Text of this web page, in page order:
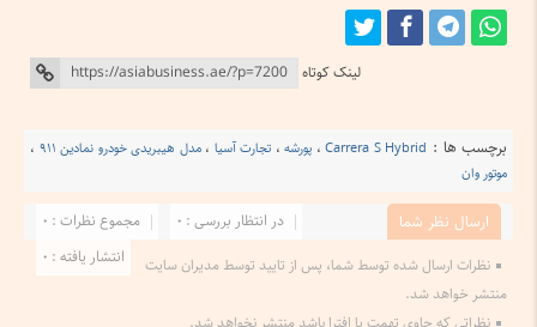
لینک کوتاه
برچسب ها : Carrera S Hybrid ، پورشه ، تجارت آسیا ،مدل هیبریدی خودرو نمادین ۹۱۱
،
موتور وان
ارسال نظر شما مجموع نظرات : 0
در انتظار بررسی : 0
انتشار یافته : 0
نظرات ارسال شده توسط شما، پس از تایید توسط مدیران سایت
منتشر خواهد شد.